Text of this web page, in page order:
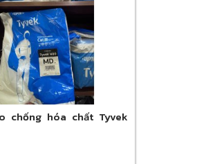
chống hóa chất Tyvek